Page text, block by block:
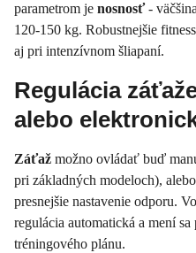
parametrom je nosnosť-
120-150 kg. Robustnejšie
aj pri intenzívnom šliapaní.
Regulácia
alebo
Záťaž možno ovládať buď
pri základných modeloch),
presnejšie nastavenie odporu.
regulácia automatická a mení
tréningového plánu.